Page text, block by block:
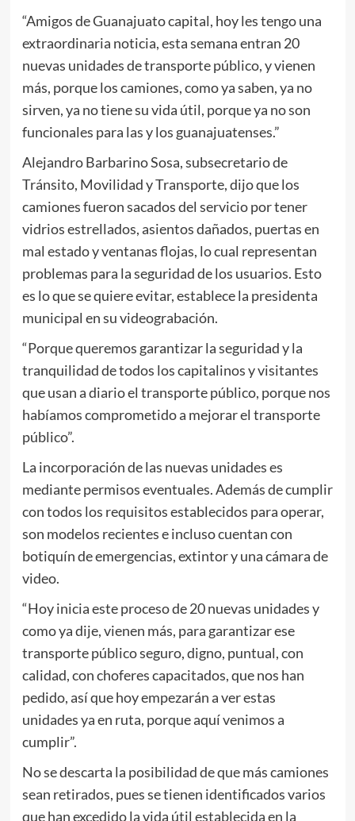
“Amigos de Guanajuato capital, hoy les tengo una
extraordinaria noticia, esta semana entran 20
nuevas unidades de transporte público, y vienen
más, porque los camiones, como ya saben, ya no
sirven, ya no tiene su vida útil, porque ya no son
funcionales para las y los guanajuatenses.”
Alejandro Barbarino Sosa, subsecretario de
Tránsito, Movilidad y Transporte, dijo que los
camiones fueron sacados del servicio por tener
vidrios estrellados, asientos dañados, puertas en
mal estado y ventanas flojas, lo cual representan
problemas para la seguridad de los usuarios. Esto
es lo que se quiere evitar, establece la presidenta
municipal en su videograbación.
“Porque queremos garantizar la seguridad y la
tranquilidad de todos los capitalinos y visitantes
que usan a diario el transporte público, porque nos
habíamos comprometido a mejorar el transporte
público”.
La incorporación de las nuevas unidades es
mediante permisos eventuales. Además de cumplir
con todos los requisitos establecidos para operar,
son modelos recientes e incluso cuentan con
botiquín de emergencias, extintor y una cámara de
video.
“Hoy inicia este proceso de 20 nuevas unidades y
como ya dije, vienen más, para garantizar ese
transporte público seguro, digno, puntual, con
calidad, con choferes capacitados, que nos han
pedido, así que hoy empezarán a ver estas
unidades ya en ruta, porque aquí venimos a
cumplir”.
No se descarta la posibilidad de que más camiones
sean retirados, pues se tienen identificados varios
que han excedido la vida útil establecida en la